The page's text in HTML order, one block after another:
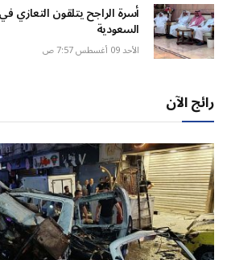
أسرة الراجح يتلقون التعازي
السعودية
الأحد 09 أغسطس 7:57 ص
رائج الآن